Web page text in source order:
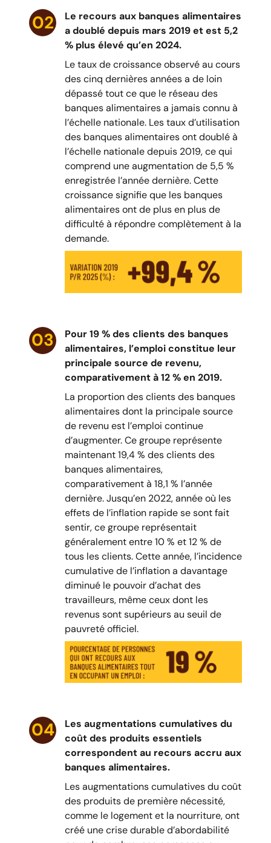
02
Le recours aux banques alimentaires
a doublé depuis mars 2019 et est 5,2
% plus élevé qu’en 2024.
Le taux de croissance observé au cours
des cinq dernières années a de loin
dépassé tout ce que le réseau des
banques alimentaires a jamais connu à
l’échelle nationale. Les taux d’utilisation
des banques alimentaires ont doublé à
l’échelle nationale depuis 2019, ce qui
comprend une augmentation de 5,5 %
enregistrée l’année dernière. Cette
croissance signifie que les banques
alimentaires ont de plus en plus de
difficulté à répondre complètement à la
demande.
03
Pour 19 % des clients des banques
alimentaires, l’emploi constitue leur
principale source de revenu,
comparativement à 12 % en 2019.
La proportion des clients des banques
alimentaires dont la principale source
de revenu est l’emploi continue
d’augmenter. Ce groupe représente
maintenant 19,4 % des clients des
banques alimentaires,
comparativement à 18,1 % l’année
dernière. Jusqu’en 2022, année où les
effets de l’inflation rapide se sont fait
sentir, ce groupe représentait
généralement entre 10 % et 12 % de
tous les clients. Cette année, l’incidence
cumulative de l’inflation a davantage
diminué le pouvoir d’achat des
travailleurs, même ceux dont les
revenus sont supérieurs au seuil de
pauvreté officiel.
04
Les augmentations cumulatives du
coût des produits essentiels
correspondent au recours accru aux
banques alimentaires.
Les augmentations cumulatives du coût
des produits de première nécessité,
comme le logement et la nourriture, ont
créé une crise durable d’abordabilité